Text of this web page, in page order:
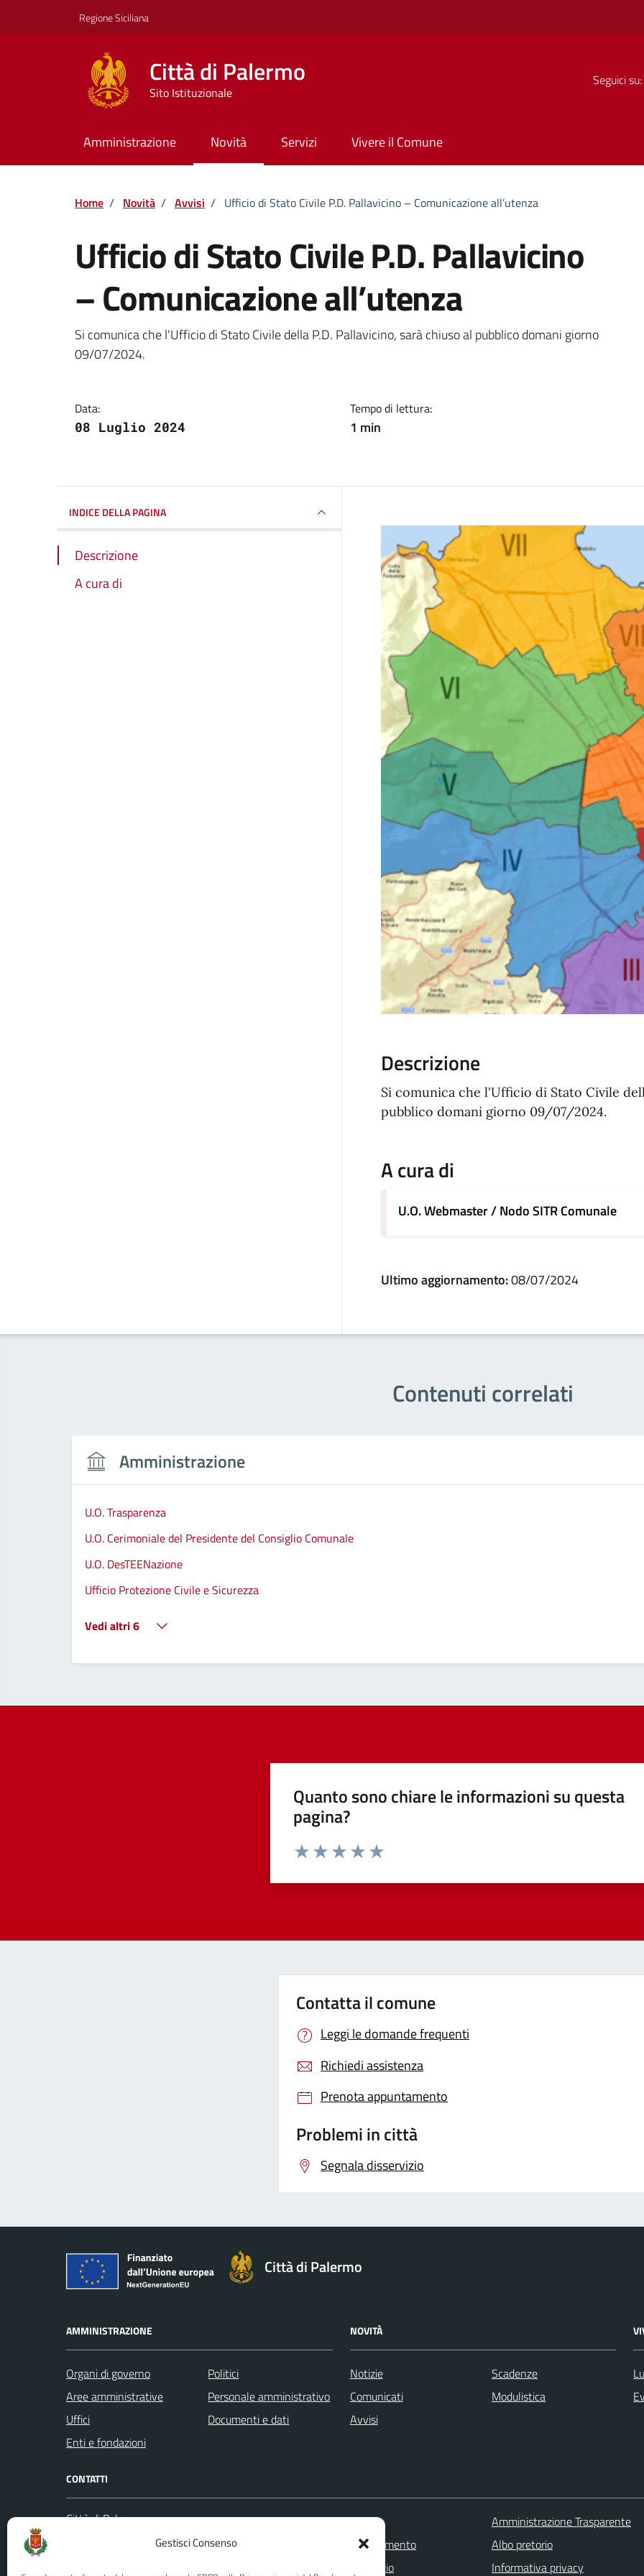
Gestisci Consenso
Regione Siciliana
Città di Palermo
Sito Istituzionale
Seguici su:
Amministrazione Novità Servizi Vivere il Comune
Home / Novità / Avvisi / Ufficio di Stato Civile P.D. Pallavicino – Comunicazione all’utenza
Ufficio di Stato Civile P.D. Pallavicino
– Comunicazione all’utenza
Dettagli della notizia
Si comunica che l'Ufficio di Stato Civile della P.D. Pallavicino, sarà chiuso al pubblico domani giorno
09/07/2024.
Data:
08 Luglio 2024
Tempo di lettura:
1 min
INDICE DELLA PAGINA
Descrizione
A cura di
Descrizione
Si comunica che l'Ufficio di Stato Civile
pubblico domani giorno 09/07/2024.
A cura di
U.O. Webmaster / Nodo SITR Comunale
Ultimo aggiornamento:08/07/2024
Contenuti correlati
Amministrazione
U.O. Trasparenza
U.O. Cerimoniale del Presidente del Consiglio Comunale
U.O. DesTEENazione
Ufficio Protezione Civile e Sicurezza
Vedi altri 6
Quanto sono chiare le informazioni su questa
pagina?
Contatta il comune
Leggi le domande frequenti
Richiedi assistenza
Prenota appuntamento
Problemi in città
Segnala disservizio
Città di Palermo
AMMINISTRAZIONE
Organi di governo
Aree amministrative
Uffici
Enti e fondazioni
Politici
Personale amministrativo
Documenti e dati
NOVITÀ
Notizie
Comunicati
Avvisi
Scadenze
Modulistica
CONTATTI
Città di Palermo
Codice fiscale / P. IVA:80016350821
Leggi le FAQ
Prenotazione appuntamento
Segnalazione disservizio
Amministrazione Trasparente
Albo pretorio
Informativa privacy